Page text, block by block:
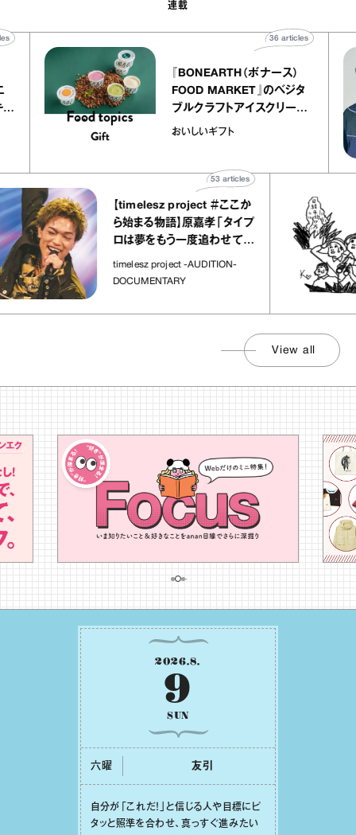
連載
リエ
プ キャ
articles
『BONEARTH（ボナース）
FOOD MARKET』のベジタ
ブルクラフトアイスクリーム
｜真野知子の「おいしいギフ
おいしいギフト
36articles
【timelesz project ＃ここか
ら始まる物語】原嘉孝「タイプ
ロは夢をもう一度追わせてく
れた場所」
timelesz project -AUDITION-
DOCUMENTARY
articles
View all
2026.8.
9
SUN
六曜 友引
⾃分が「これだ！」と信じる⼈や⽬標にピ
タッと照準を合わせ、真っすぐ進みたい